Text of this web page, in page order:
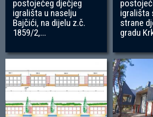
postojećeg dječjeg
igrališta u naselju
Bajčići, na dijelu z.č.
1859/2,...
igrališta
strane
gradu